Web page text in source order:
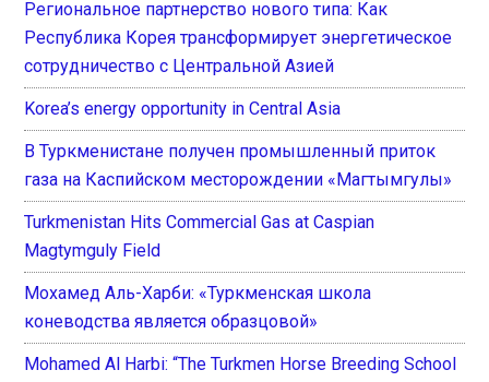
Региональное партнерство нового типа: Как
Республика Корея трансформирует энергетическое
сотрудничество с Центральной Азией
Korea’s energy opportunity in Central Asia
В Туркменистане получен промышленный приток
газа на Каспийском месторождении «Магтымгулы»
Turkmenistan Hits Commercial Gas at Caspian
Magtymguly Field
Мохамед Аль-Харби: «Туркменская школа
коневодства является образцовой»
Mohamed Al Harbi: “The Turkmen Horse Breeding School